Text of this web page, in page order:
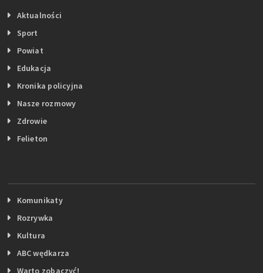
Aktualności
Sport
Powiat
Edukacja
Kronika policyjna
Nasze rozmowy
Zdrowie
Felieton
Komunikaty
Rozrywka
Kultura
ABC wędkarza
Warto zobaczyć!